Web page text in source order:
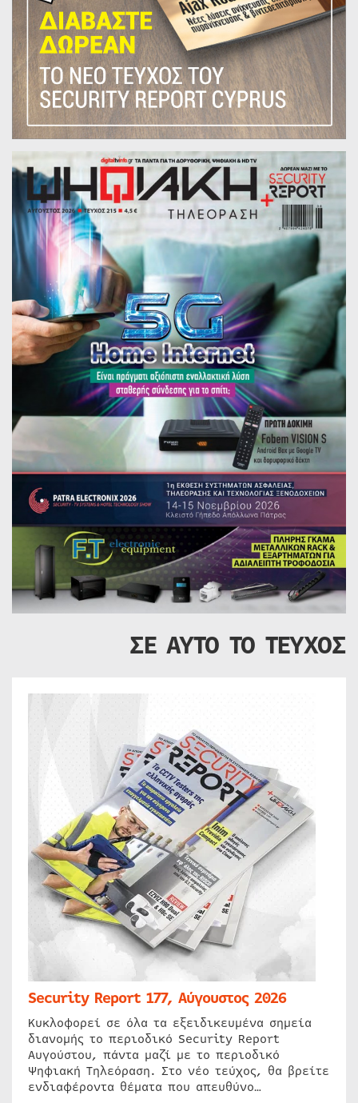
ΣΕ ΑΥΤΟ ΤΟ ΤΕΥΧΟΣ
Security Report 177, Αύγουστος 2026
Κυκλοφορεί σε όλα τα εξειδικευμένα σημεία
διανομής το περιοδικό Security Report
Αυγούστου, πάντα μαζί με το περιοδικό
Ψηφιακή Τηλεόραση. Στο νέο τεύχος, θα βρείτε
ενδιαφέροντα θέματα που απευθύνο…